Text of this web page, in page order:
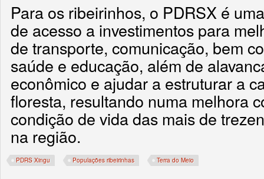
Para os ribeirinhos, o PDRSX é
de acesso a investimentos para
de transporte, comunicação, bem
saúde e educação, além de
econômico e ajudar a estruturar a
floresta, resultando numa melhora
condição de vida das mais de
na região.
PDRS Xingu Populações ribeirinhas Terra do Meio